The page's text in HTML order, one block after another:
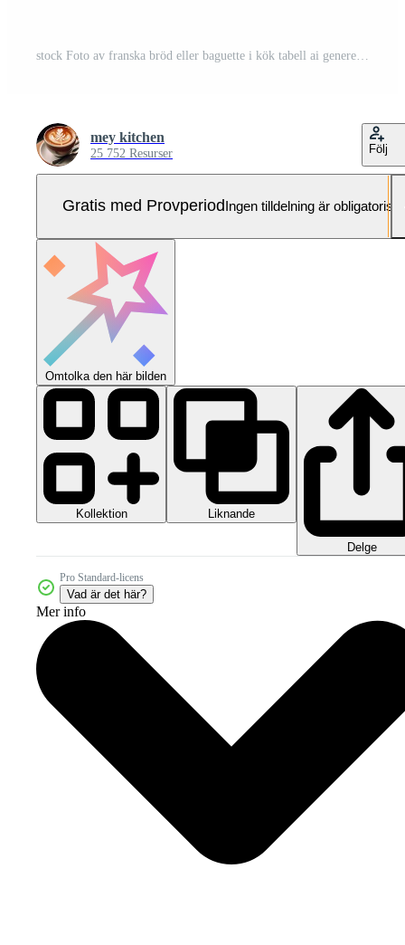
mey kitchen
25 752 Resurser Följ
Gratis med ProvperiodIngen tilldelning är obligatorisk
Omtolka den här bilden
Kollektion Liknande
Delge
Pro Standard-licens
Vad är det här?
Mer info